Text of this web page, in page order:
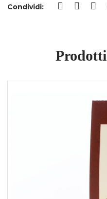
Condividi: